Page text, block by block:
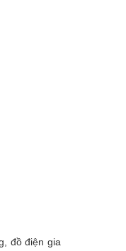
đồ điện gia